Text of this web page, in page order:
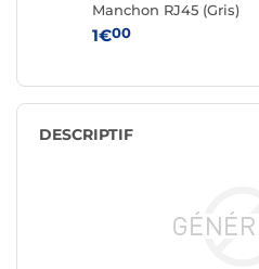
Manchon RJ45 (Gris)
1€00
DESCRIPTIF